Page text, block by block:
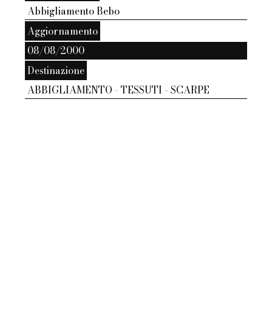
Abbigliamento Bebo
Aggiornamento
08/08/2000
Destinazione
ABBIGLIAMENTO - TESSUTI - SCARPE